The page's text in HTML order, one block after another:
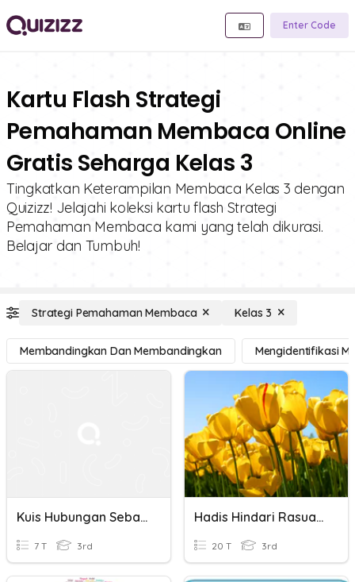
Enter Code
Kartu Flash Strategi
Pemahaman Membaca Online
Gratis Seharga Kelas 3
Tingkatkan Keterampilan Membaca Kelas 3 dengan
Quizizz! Jelajahi koleksi kartu flash Strategi
Pemahaman Membaca kami yang telah dikurasi.
Belajar dan Tumbuh!
Strategi Pemahaman Membaca Kelas 3
Membandingkan Dan Membandingkan Mengidentifikasi
Kuis Hubungan Sebab-Akibat
7 T 3rd
Hadis Hindari Rasuah Pendidikan Islam Tahun 6
20 T 3rd